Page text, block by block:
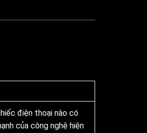
điện thoại nào có
của công nghệ hiện